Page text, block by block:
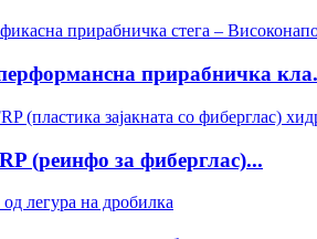
прирабничка
(реинфо за фиберглас)...